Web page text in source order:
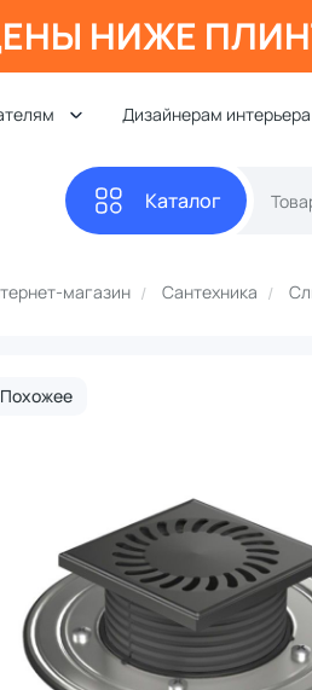
НИЖЕ
Дизайнерам интерьера
Каталог
магазин Сантехника
Похожее